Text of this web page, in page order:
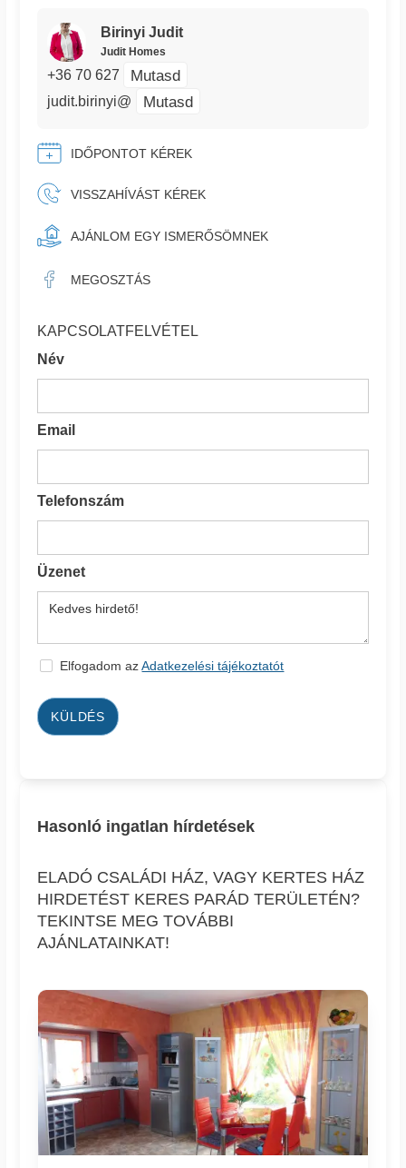
Birinyi Judit
Judit Homes
+36 70 627 Mutasd
judit.birinyi@ Mutasd
IDŐPONTOT KÉREK
VISSZAHÍVÁST KÉREK
AJÁNLOM EGY ISMERŐSÖMNEK
MEGOSZTÁS
KAPCSOLATFELVÉTEL
Név
Email
Telefonszám
Üzenet
Elfogadom azAdatkezelési tájékoztatót
KÜLDÉS
Hasonló ingatlan hírdetések
ELADÓ CSALÁDI HÁZ, VAGY KERTES HÁZ
HIRDETÉST KERES PARÁD TERÜLETÉN?
TEKINTSE MEG TOVÁBBI
AJÁNLATAINKAT!